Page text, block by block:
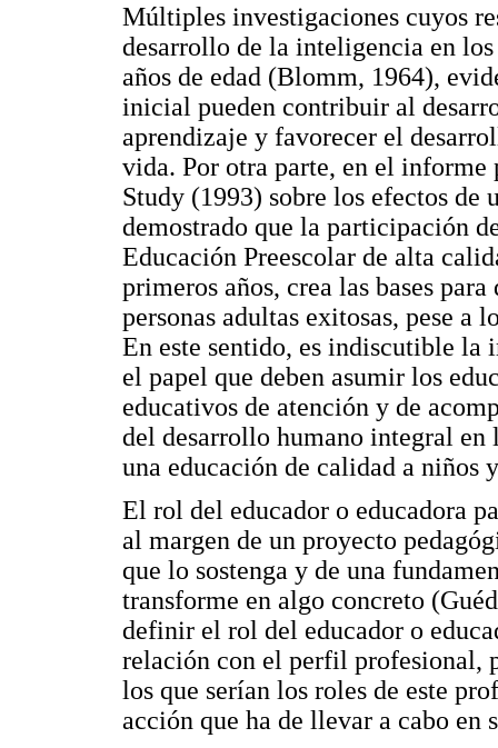
Múltiples investigaciones cuyos
desarrollo de la inteligencia en
años de edad (Blomm, 1964),
inicial pueden contribuir al
aprendizaje y favorecer el
vida. Por otra parte, en el
Study (1993) sobre los efectos
demostrado que la participación
Educación Preescolar de alta
primeros años, crea las bases
personas adultas exitosas, pese a
En este sentido, es indiscutible la
el papel que deben asumir los
educativos de atención y de
del desarrollo humano integral
una educación de calidad a niños
El rol del educador o educadora
al margen de un proyecto
que lo sostenga y de una
transforme en algo concreto
definir el rol del educador o
relación con el perfil profesional,
los que serían los roles de este
acción que ha de llevar a cabo en